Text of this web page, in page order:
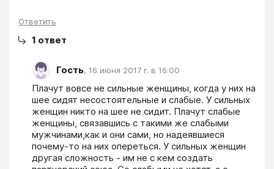
Ответить
1 ответ
Гость, 16 июня 2017 г. в 16:00
Плачут вовсе не сильные женщины, когда у них на
шее сидят несостоятельные и слабые. У сильных
женщин никто на шее не сидит. Плачут слабые
женщины, связавшись с такими же слабыми
мужчинами,как и они сами, но надеявшиеся
почему-то на них опереться. У сильных женщин
другая сложность - им не с кем создать